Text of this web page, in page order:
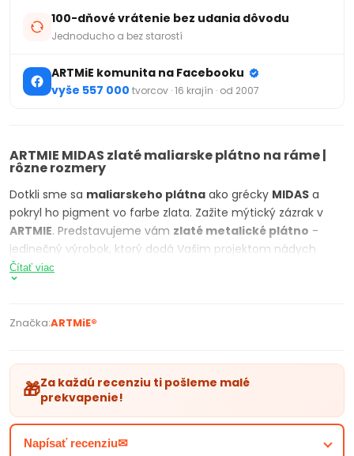
100-dňové vrátenie bez udania dôvodu
Jednoducho a bez starostí
ARTMiE komunita na Facebooku
vyše 557 000 tvorcov · 16 krajín · od 2007
ARTMIE MIDAS zlaté maliarske plátno na ráme |
rôzne rozmery
Dotkli sme sa maliarskeho plátna ako grécky MIDAS a
pokryl ho pigment vo farbe zlata. Zažite mýtický zázrak v
ARTMIE. Predstavujeme vám zlaté metalické plátno -
jedinečný výrobok, ktorý dodá Vašim projektom nádych
luxusu a elegancie. Ak hľadáte spôsob, ako zvýšiť krásu a
hodnotu svojho umeleckého diela,
ostatných klasických umelcov a dodajte oslňujúci lesk a
zlatý punc svojim dielam. Tento exkluzívny produkt Vám
prinesie vďaka intenzívnej pigmentácii pocit ozajstného
zlata, ktorý by mal zažiť aspoň raz každý umelec.
Garantujeme Vám, že tento produkt nájdete jedine u nás v
Čítať viac
Značka:ARTMiE®
🎁Za každú recenziu ti pošleme malé
prekvapenie!
Napísať recenziu✉